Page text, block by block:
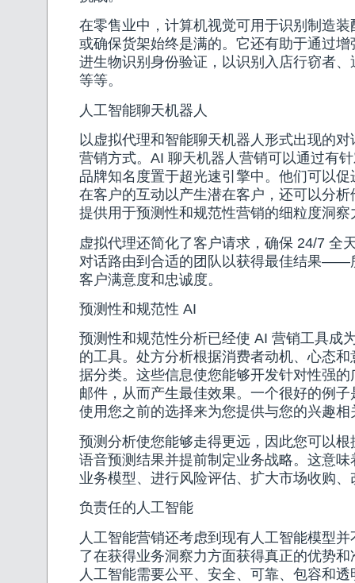
在零售业中，计算机视觉可用于识别制造
或确保货架始终是满的。它还有助于通过
进生物识别身份验证，以识别入店行窃者
等等。
人工智能聊天机器人
以虚拟代理和智能聊天机器人形式出现的
营销方式。AI 聊天机器人营销可以通过有
品牌知名度置于超光速引擎中。他们可以
在客户的互动以产生潜在客户，还可以分
提供用于预测性和规范性营销的细粒度洞察
虚拟代理还简化了客户请求，确保 24/7 全
对话路由到合适的团队以获得最佳结果——
客户满意度和忠诚度。
预测性和规范性 AI
预测性和规范性分析已经使 AI 营销工具成
的工具。处方分析根据消费者动机、心态
据分类。这些信息使您能够开发针对性强
邮件，从而产生最佳效果。一个很好的例
使用您之前的选择来为您提供与您的兴趣相
预测分析使您能够走得更远，因此您可以
语音预测结果并提前制定业务战略。这意
业务模型、进行风险评估、扩大市场收购
负责任的人工智能
人工智能营销还考虑到现有人工智能模型
了在获得业务洞察力方面获得真正的优势
人工智能需要公平、安全、可靠、包容和